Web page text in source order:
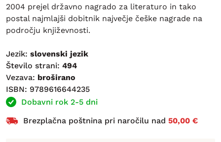
2004 prejel državno nagrado za literaturo in tako
postal najmlajši dobitnik največje češke nagrade na
področju književnosti.
Jezik: slovenski jezik
Število strani: 494
Vezava: broširano
ISBN: 9789616644235
Dobavni rok 2-5 dni
Brezplačna poštnina pri naročilu nad 50,00 €